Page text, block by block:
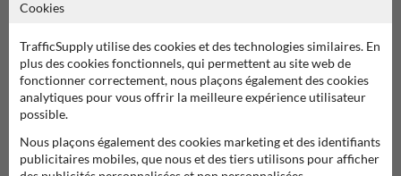
Protection contre les chocs
Protections d'angle et
supports de protection
Barrière de sécurité et protection industrielle
Cookies
TrafficSupply utilise des cookies et des technologies similaires. En
plus des cookies fonctionnels, qui permettent au site web de
fonctionner correctement, nous plaçons également des cookies
analytiques pour vous offrir la meilleure expérience utilisateur
possible.
Nous plaçons également des cookies marketing et des identifiants
publicitaires mobiles, que nous et des tiers utilisons pour afficher